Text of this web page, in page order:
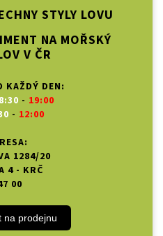
STYLY LOVU
NA MOŘSKÝ
V ČR
KAŽDÝ DEN:
8:30 - 19:00
- 12:00
1284/20
4 - KRČ
00
na prodejnu